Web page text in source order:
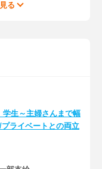
る
学生～主婦さんまで幅
ライベートとの両立